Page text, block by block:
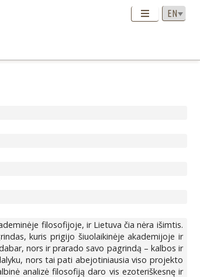
filosofijoje, ir Lietuva čia nėra išimtis.
kuris prigijo šiuolaikinėje akademijoje ir
nors ir prarado savo pagrindą – kalbos ir
nors tai pati abejotiniausia viso projekto
analizė filosofiją daro vis ezoteriškesnę ir